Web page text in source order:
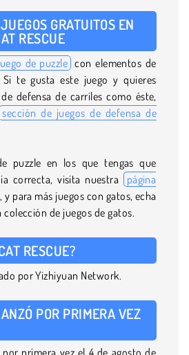
GRATUITOS EN
RESCUE
de puzzle con elementos de
te gusta este juego y quieres
defensa de carriles como éste,
sección de juegos de defensa de
puzzle en los que tengas que
correcta, visita nuestra
página
, y para más juegos con gatos, echa
de juegos de gatos.
RESCUE?
por Yizhiyuan Network.
POR PRIMERA VEZ
por primera vez el 4 de agosto de